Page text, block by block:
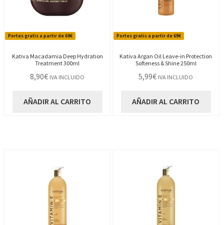
Portes gratis a partir de 69€
Kativa Macadamia Deep Hydration
Treatment 300ml
8,90€ IVA INCLUIDO
AÑADIR AL CARRITO
Portes gratis a partir de 69€
Kativa Argan Oil Leave-in Protection
Softeness & Shine 250ml
5,99€ IVA INCLUIDO
AÑADIR AL CARRITO